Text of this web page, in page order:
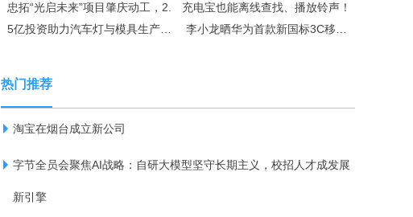
忠拓“光启未来”项目肇庆动工，2.
5亿投资助力汽车灯与模具生产新
充电宝也能离线查找、播放铃声！
李小龙晒华为首款新国标3C移动
热门推荐
淘宝在烟台成立新公司
字节全员会聚焦AI战略：自研大模型坚守长期主义，校招人才成发展
新引擎